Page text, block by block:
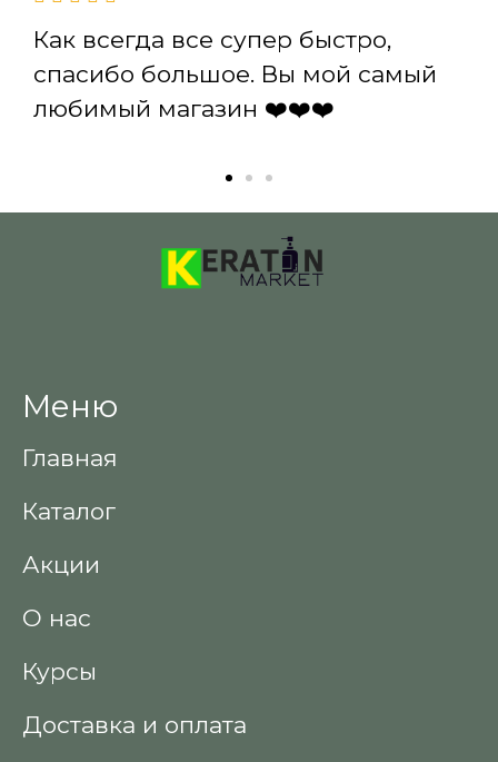
Как всегда все супер быстро,
спасибо большое. Вы мой самый
любимый магазин ❤️❤️❤️
Меню
Главная
Каталог
Акции
О нас
Курсы
Доставка и оплата